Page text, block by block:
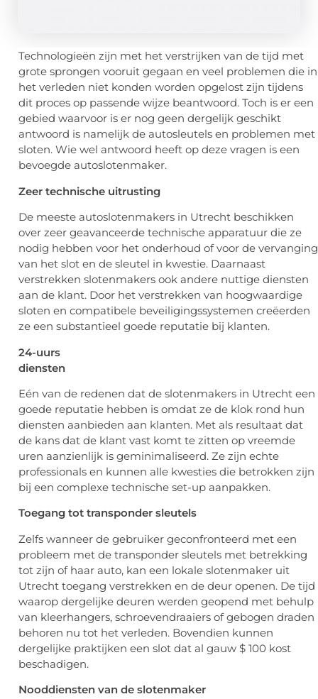
Technologieën zijn met het verstrijken van de tijd met
grote sprongen vooruit gegaan en veel problemen die in
het verleden niet konden worden opgelost zijn tijdens
dit proces op passende wijze beantwoord. Toch is er een
gebied waarvoor is er nog geen dergelijk geschikt
antwoord is namelijk de autosleutels en problemen met
sloten. Wie wel antwoord heeft op deze vragen is een
bevoegde autoslotenmaker.
Zeer technische uitrusting
De meeste autoslotenmakers in Utrecht beschikken
over zeer geavanceerde technische apparatuur die ze
nodig hebben voor het onderhoud of voor de vervanging
van het slot en de sleutel in kwestie. Daarnaast
verstrekken slotenmakers ook andere nuttige diensten
aan de klant. Door het verstrekken van hoogwaardige
sloten en compatibele beveiligingssystemen creëerden
ze een substantieel goede reputatie bij klanten.
24-uurs
diensten
Eén van de redenen dat de slotenmakers in Utrecht een
goede reputatie hebben is omdat ze de klok rond hun
diensten aanbieden aan klanten. Met als resultaat dat
de kans dat de klant vast komt te zitten op vreemde
uren aanzienlijk is geminimaliseerd. Ze zijn echte
professionals en kunnen alle kwesties die betrokken zijn
bij een complexe technische set-up aanpakken.
Toegang tot transponder sleutels
Zelfs wanneer de gebruiker geconfronteerd met een
probleem met de transponder sleutels met betrekking
tot zijn of haar auto, kan een lokale slotenmaker uit
Utrecht toegang verstrekken en de deur openen. De tijd
waarop dergelijke deuren werden geopend met behulp
van kleerhangers, schroevendraaiers of gebogen draden
behoren nu tot het verleden. Bovendien kunnen
dergelijke praktijken een slot dat al gauw $ 100 kost
beschadigen.
Nooddiensten van de slotenmaker